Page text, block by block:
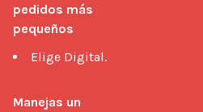
pedidos más
pequeños
Elige Digital.
Manejas un